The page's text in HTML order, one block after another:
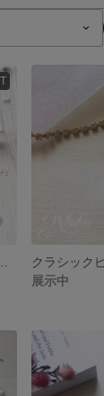
クラシック
展示中